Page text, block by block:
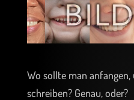
Wo sollte man
schreiben? Genau, oder?